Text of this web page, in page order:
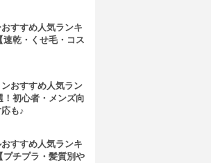
おすすめ人気ランキ
速乾・くせ毛・コス
おすすめ人気ラン
！初心者・メンズ向
も♪
すすめ人気ランキ
プチプラ・髪質別や